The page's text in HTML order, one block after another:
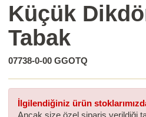
Küçük
Tabak
07738-0-00 GGOTQ
İlgilendiğiniz ürün